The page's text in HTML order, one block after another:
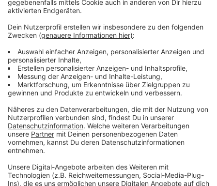
Grundlegende Probleme sieht auchJens Kleinert,
Professor für Sport- und Gesundheitspsychologie
der Deutschen Sporthochschule Köln. Kinder und
Jugendliche würden nicht wirklich motiviert werden,
Leistung zu erbringen. "Leistung wird von einigen
Menschen ein bisschen negativ behaftet. Im Sinne von
Druck machen und jemanden zwingen etwas zu tun",
kritisiert Kleinert. Wichtig sei zwar, dass junge
Menschen die sportlichen Ziele auch selbst erreichen
wollen, Motivation von Eltern, Trainern und Trainerinnen
könne aber helfen. Dabei sollte man aber vermeiden,
die Kinder miteinander zu vergleichen, sagt der
Psychologe: "Da brauchen Trainer und Trainerinnen
vielleicht noch eine bessere Ausbildung, um eine
Betreuung zu entwickeln, die ein bisschen mehr am
Einzelnen orientiert ist und die Einzelentwicklung im